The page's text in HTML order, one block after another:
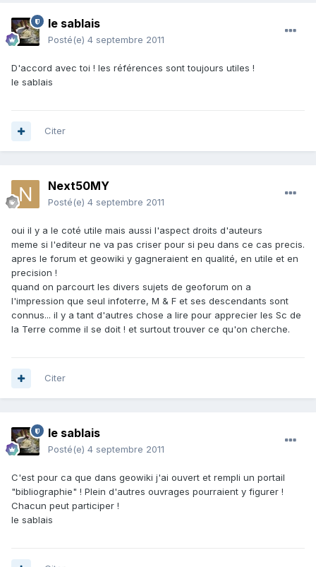
le sablais
Posté(e) 4 septembre 2011
D'accord avec toi ! les références sont toujours utiles !
le sablais
Citer
Next50MY
Posté(e) 4 septembre 2011
oui il y a le coté utile mais aussi l'aspect droits d'auteurs
meme si l'editeur ne va pas criser pour si peu dans ce cas precis.
apres le forum et geowiki y gagneraient en qualité, en utile et en
precision !
quand on parcourt les divers sujets de geoforum on a
l'impression que seul infoterre, M & F et ses descendants sont
connus... il y a tant d'autres chose a lire pour apprecier les Sc de
la Terre comme il se doit ! et surtout trouver ce qu'on cherche.
Citer
le sablais
Posté(e) 4 septembre 2011
C'est pour ca que dans geowiki j'ai ouvert et rempli un portail
"bibliographie" ! Plein d'autres ouvrages pourraient y figurer !
Chacun peut participer !
le sablais